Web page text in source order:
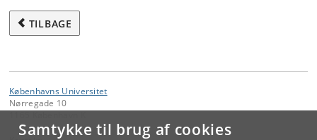
Samtykke til brug af cookies
TILBAGE
Københavns Universitet
Nørregade 10